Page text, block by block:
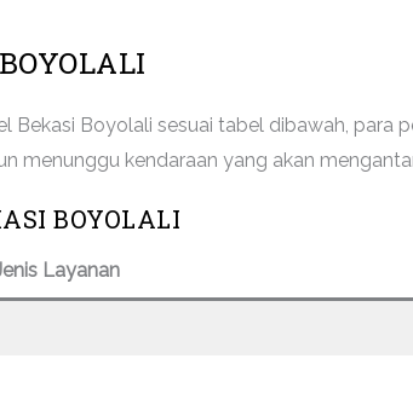
Bekasi Boyolali sesuai tabel dibawah, para
menunggu kendaraan yang akan
BOYOLALI
Layanan